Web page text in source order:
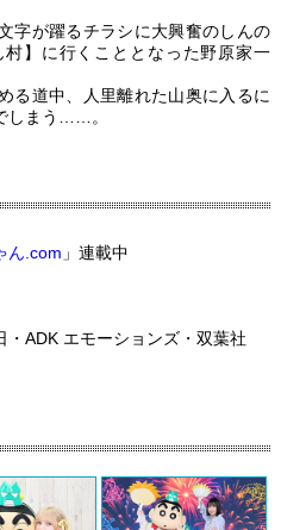
字が躍るチラシに大興奮のしんの
】に行くこととなった野原家一
る道中、人里離れた山奥に入るに
しまう……。
ん.com 」連載中
ADK エモーションズ・双葉社